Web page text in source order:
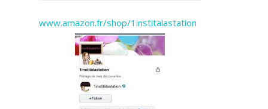
www.amazon.fr/shop/1institalastation